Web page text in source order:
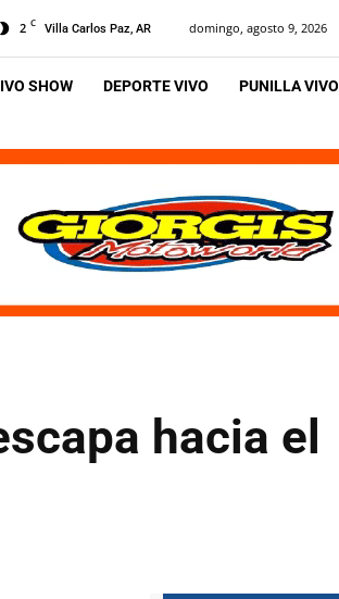
2 C Villa Carlos Paz, AR domingo, agosto 9, 2026
SHOW DEPORTE VIVO PUNILLA VIVO
hacia el